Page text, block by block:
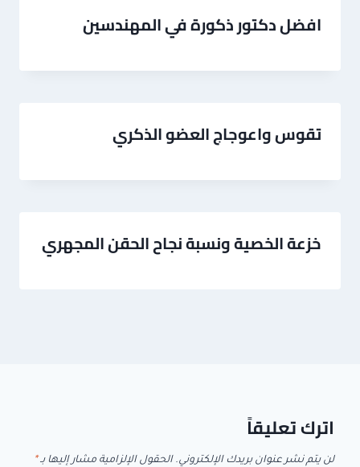
افضل دكتور ذكورة في المهندسين
تقوس واعوجاج العضو الذكري
خزعة الخصية ونسبة نجاح الحقن المجهري
اترك تعليقاً
لن يتم نشر عنوان بريدك الإلكتروني. الحقول الإلزامية مشار إليها بـ*